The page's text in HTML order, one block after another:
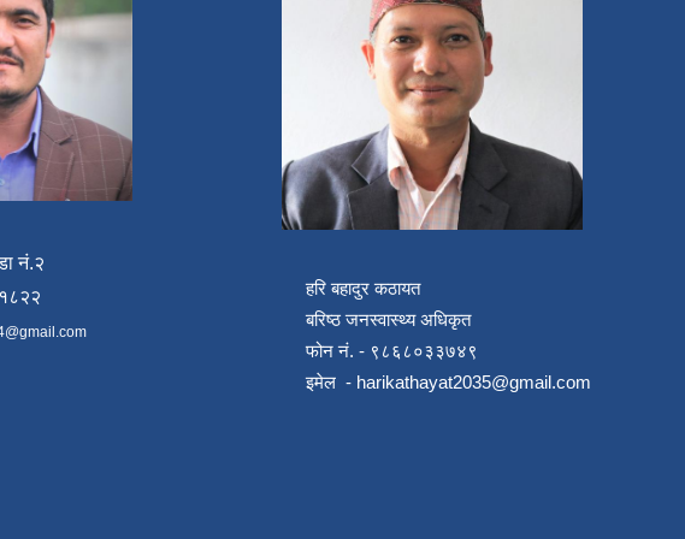
नं.२
हरि बहादुर कठायत
बरिष्ठ जनस्वास्थ्य अधिकृत
फोन नं. - ९८६८०३३७४९
इमेल - harikathayat2035@gmail.com